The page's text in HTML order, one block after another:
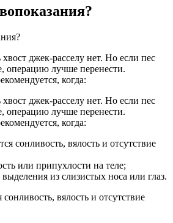
джек-расселу нет. Но если пес
операцию лучше перенести.
когда:
джек-расселу нет. Но если пес
операцию лучше перенести.
когда:
сонливость, вялость и отсутствие
или припухлости на теле;
из слизистых носа или глаз.
сонливость, вялость и отсутствие